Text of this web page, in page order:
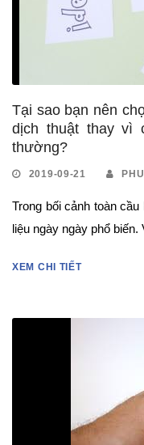
Tại sao bạn nên
dịch thuật thay vì
thường?
2019-09-21
Trong bối cảnh toàn
liệu ngày ngày phổ biến.
XEM CHI TIẾT